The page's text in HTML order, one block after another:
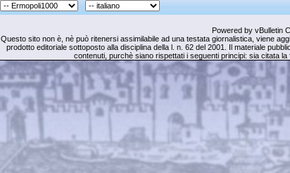
Powered by vBulletin
Questo sito non è, nè può ritenersi assimilabile ad una testata giornalistica, viene
prodotto editoriale sottoposto alla disciplina della l. n. 62 del 2001. Il materiale
contenuti, purchè siano rispettati i seguenti principi: sia citata